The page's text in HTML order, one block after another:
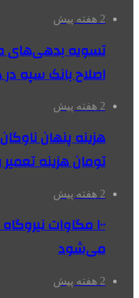
2 هفته پیش
اصلاح بانک سپه
2 هفته پیش
هزینه پنهان
تومان هزینه
2 هفته پیش
۱۰۰ مگاوات
می‌شود
2 هفته پیش